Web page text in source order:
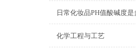
化学工程与工艺